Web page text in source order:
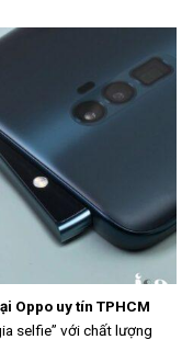
Oppo uy tín TPHCM
selfie” với chất lượng